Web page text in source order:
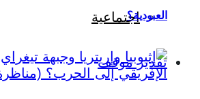
اجتماعية
تقدير موقف
العبودية؟